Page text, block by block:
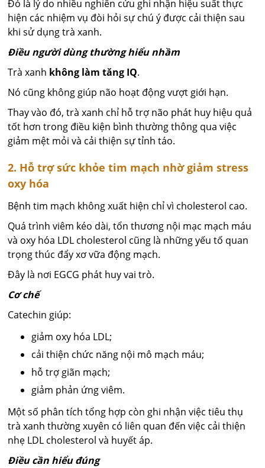
Đó là lý do nhiều nghiên cứu ghi nhận hiệu suất thực
hiện các nhiệm vụ đòi hỏi sự chú ý được cải thiện sau
khi sử dụng trà xanh.
Điều người dùng thường hiểu nhầm
Trà xanh không làm tăng IQ.
Nó cũng không giúp não hoạt động vượt giới hạn.
Thay vào đó, trà xanh chỉ hỗ trợ não phát huy hiệu quả
tốt hơn trong điều kiện bình thường thông qua việc
giảm mệt mỏi và cải thiện sự tỉnh táo.
2. Hỗ trợ sức khỏe tim mạch nhờ giảm stress
oxy hóa
Bệnh tim mạch không xuất hiện chỉ vì cholesterol cao.
Quá trình viêm kéo dài, tổn thương nội mạc mạch máu
và oxy hóa LDL cholesterol cũng là những yếu tố quan
trọng thúc đẩy xơ vữa động mạch.
Đây là nơi EGCG phát huy vai trò.
Cơ chế
Catechin giúp:
giảm oxy hóa LDL;
cải thiện chức năng nội mô mạch máu;
hỗ trợ giãn mạch;
giảm phản ứng viêm.
Một số phân tích tổng hợp còn ghi nhận việc tiêu thụ
trà xanh thường xuyên có liên quan đến việc cải thiện
nhẹ LDL cholesterol và huyết áp.
Điều cần hiểu đúng